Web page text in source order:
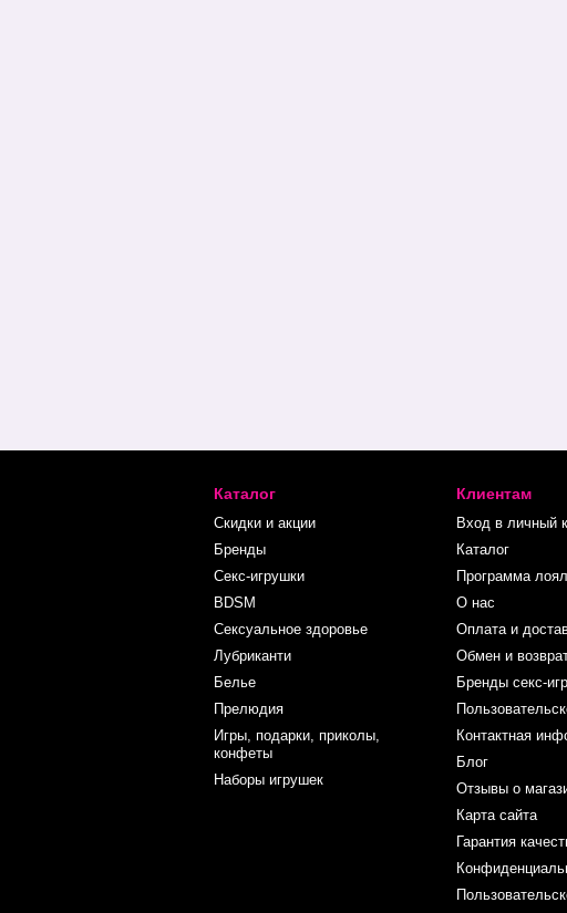
Каталог
Скидки и акции
Бренды
Секс-игрушки
BDSM
Сексуальное здоровье
Лубриканти
Белье
Прелюдия
Игры, подарки, приколы,
конфеты
Наборы игрушек
Клиентам
Вход в личный
Каталог
Программа
О нас
Оплата и
Обмен и
Бренды секс-
Контактная
Блог
Отзывы о
Карта сайта
Гарантия